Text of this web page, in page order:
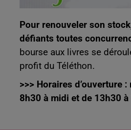
Pour renouveler son
défiants toutes
bourse aux livres se
profit du Téléthon.
>>> Horaires d’ouverture
8h30 à midi et de 13h30